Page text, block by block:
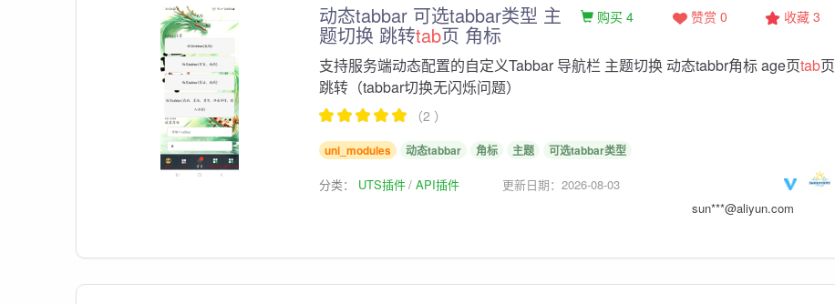
动态tabbar 可选tabbar类型 主
题切换 跳转tab页 角标
收藏 3
赞赏 0
购买 4
支持服务端动态配置的自定义Tabbar 导航栏 主题切换 动态tabbr角标 age页tab页
跳转（tabbar切换无闪烁问题）
（2 ）
uni_modules 动态tabbar 角标 主题 可选tabbar类型
分类： UTS插件 API插件
更新日期：2026-08-03
sun***@aliyun.com